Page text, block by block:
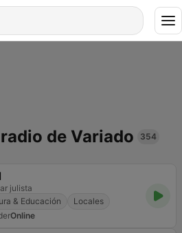
de Variado 354
julista
& Educación
Locales
Online